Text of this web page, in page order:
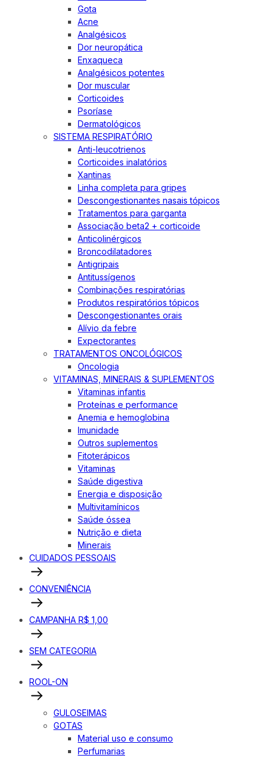
Gota
Acne
Analgésicos
Dor neuropática
Enxaqueca
Analgésicos potentes
Dor muscular
Corticoides
Psoríase
Dermatológicos
SISTEMA RESPIRATÓRIO
Anti-leucotrienos
Corticoides inalatórios
Xantinas
Linha completa para gripes
Descongestionantes nasais tópicos
Tratamentos para garganta
Associação beta2 + corticoide
Anticolinérgicos
Broncodilatadores
Antigripais
Antitussígenos
Combinações respiratórias
Produtos respiratórios tópicos
Descongestionantes orais
Alívio da febre
Expectorantes
TRATAMENTOS ONCOLÓGICOS
Oncologia
VITAMINAS, MINERAIS & SUPLEMENTOS
Vitaminas infantis
Proteínas e performance
Anemia e hemoglobina
Imunidade
Outros suplementos
Fitoterápicos
Vitaminas
Saúde digestiva
Energia e disposição
Multivitamínicos
Saúde óssea
Nutrição e dieta
Minerais
CUIDADOS PESSOAIS
CONVENIÊNCIA
CAMPANHA R$ 1,00
SEM CATEGORIA
ROOL-ON
GULOSEIMAS
GOTAS
Material uso e consumo
Perfumarias